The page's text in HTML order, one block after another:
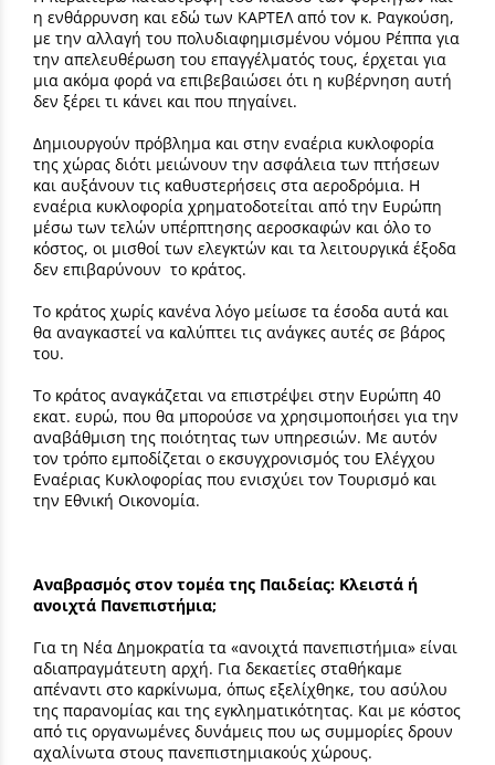
η ενθάρρυνση και εδώ των ΚΑΡΤΕΛ από τον κ. Ραγκούση,
με την αλλαγή του πολυδιαφημισμένου νόμου Ρέππα για
την απελευθέρωση του επαγγέλματός τους, έρχεται για
μια ακόμα φορά να επιβεβαιώσει ότι η κυβέρνηση αυτή
δεν ξέρει τι κάνει και που πηγαίνει.
Δημιουργούν πρόβλημα και στην εναέρια κυκλοφορία
της χώρας διότι μειώνουν την ασφάλεια των πτήσεων
και αυξάνουν τις καθυστερήσεις στα αεροδρόμια. Η
εναέρια κυκλοφορία χρηματοδοτείται από την Ευρώπη
μέσω των τελών υπέρπτησης αεροσκαφών και όλο το
κόστος, οι μισθοί των ελεγκτών και τα λειτουργικά έξοδα
δεν επιβαρύνουν το κράτος.
Το κράτος χωρίς κανένα λόγο μείωσε τα έσοδα αυτά και
θα αναγκαστεί να καλύπτει τις ανάγκες αυτές σε βάρος
του.
Το κράτος αναγκάζεται να επιστρέψει στην Ευρώπη 40
εκατ. ευρώ, που θα μπορούσε να χρησιμοποιήσει για την
αναβάθμιση της ποιότητας των υπηρεσιών. Με αυτόν
τον τρόπο εμποδίζεται ο εκσυγχρονισμός του Ελέγχου
Εναέριας Κυκλοφορίας που ενισχύει τον Τουρισμό και
την Εθνική Οικονομία.
Αναβρασμός στον τομέα της Παιδείας: Κλειστά ή
ανοιχτά Πανεπιστήμια;
Για τη Νέα Δημοκρατία τα «ανοιχτά πανεπιστήμια» είναι
αδιαπραγμάτευτη αρχή. Για δεκαετίες σταθήκαμε
απέναντι στο καρκίνωμα, όπως εξελίχθηκε, του ασύλου
της παρανομίας και της εγκληματικότητας. Και με κόστος
από τις οργανωμένες δυνάμεις που ως συμμορίες δρουν
αχαλίνωτα στους πανεπιστημιακούς χώρους.